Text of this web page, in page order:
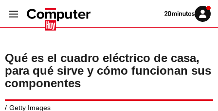
Volver
Iniciar
sesión
Qué es el cuadro eléctrico de casa,
para qué sirve y cómo funcionan sus
componentes
Getty Images